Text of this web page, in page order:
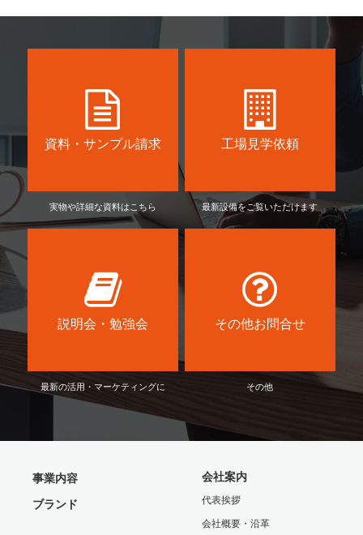
資料・サンプル請求
実物や詳細な資料はこちら
工場見学依頼
最新設備をご覧いただけます
説明会・勉強会
最新の活用・マーケティングに
その他お問合せ
その他
事業内容
ブランド
会社案内
代表挨拶
会社概要・沿革